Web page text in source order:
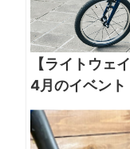
【ライトウェ
4月のイベント